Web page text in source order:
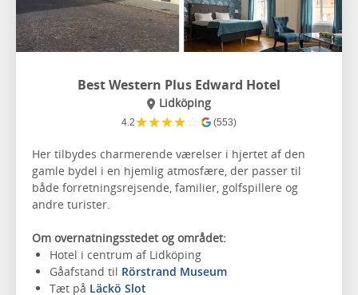
Best Western Plus Edward Hotel
Lidköping
4.2★★★★☆ (553)
Her tilbydes charmerende værelser i hjertet af den
gamle bydel i en hjemlig atmosfære, der passer til
både forretningsrejsende, familier, golfspillere og
andre turister.
Om overnatningsstedet og området:
Hotel i centrum af Lidköping
Gåafstand til Rörstrand Museum
Tæt på Läckö Slot